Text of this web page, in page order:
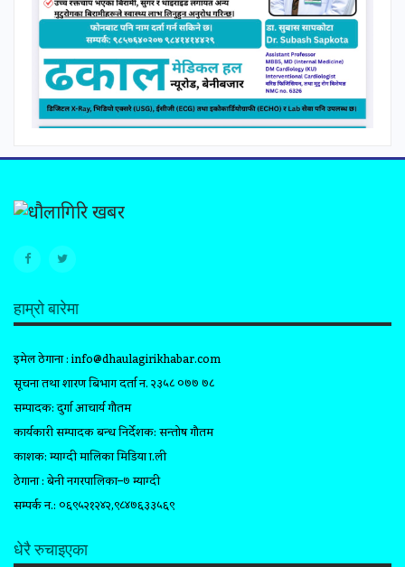
हाम्रो बारेमा
इमेल ठेगाना :info@dhaulagirikhabar.com
सूचना तथा प्रशारण बिभाग दर्ता न. २३५८ ०७७ ७८
सम्पादक: दुर्गा आचार्य गौतम
कार्यकारी सम्पादक प्रबन्ध निर्देशक: सन्तोष गौतम
प्रकाशक: म्याग्दी मालिका मिडिया प्रा.ली
ठेगाना : बेनी नगरपालिका–७ म्याग्दी
सम्पर्क न.: ०६९५२१२४२,९८४७६३३५६९
धेरै रुचाइएका